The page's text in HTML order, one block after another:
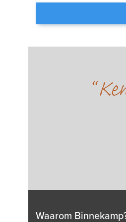
Waarom